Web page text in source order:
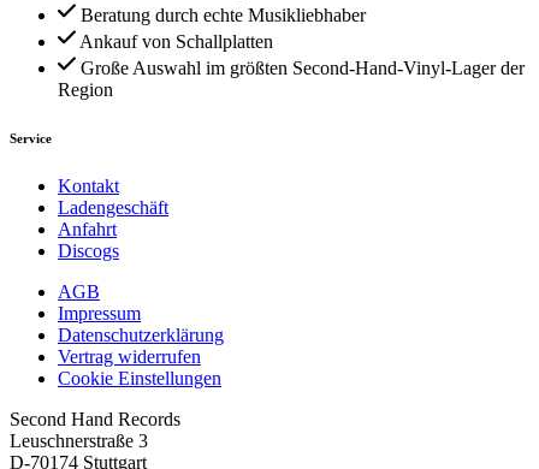
Beratung durch echte Musikliebhaber
Ankauf von Schallplatten
Große Auswahl im größten Second-Hand-Vinyl-Lager der
Region
Service
Kontakt
Ladengeschäft
Anfahrt
Discogs
AGB
Impressum
Datenschutzerklärung
Vertrag widerrufen
Cookie Einstellungen
Second Hand Records
Leuschnerstraße 3
D-70174 Stuttgart